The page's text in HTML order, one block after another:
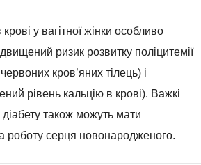
у вагітної жінки особливо
ризик розвитку поліцитемії
кров’яних тілець) і
рівень кальцію в крові). Важкі
також можуть мати
роботу серця новонародженого.